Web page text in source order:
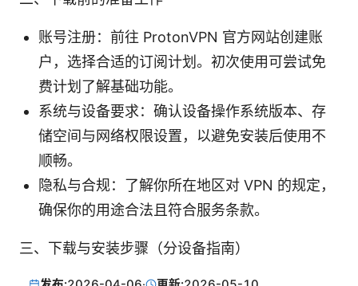
账号注册：前往 ProtonVPN 官方网站创建账
户，选择合适的订阅计划。初次使用可尝试免
费计划了解基础功能。
系统与设备要求：确认设备操作系统版本、存
储空间与网络权限设置，以避免安装后使用不
顺畅。
隐私与合规：了解你所在地区对 VPN 的规定，
确保你的用途合法且符合服务条款。
三、下载与安装步骤（分设备指南）